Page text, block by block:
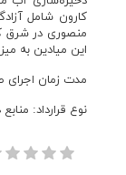
کارون شامل
منصوری در شرق
این میادین به میزان حداکثر 6
مدت زمان اجرای طرح:
نوع قرارداد: